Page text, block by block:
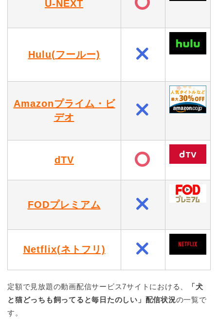
U-NEXT
Hulu(フールー)
Amazonプライム・ビ
デオ
dTV
FODプレミアム
Netflix(ネトフリ)
定額で見放題の動画配信サービス7サイトにおける、
「犬
と猫どっちも飼ってると毎日たのしい」配信状況の一覧で
す。